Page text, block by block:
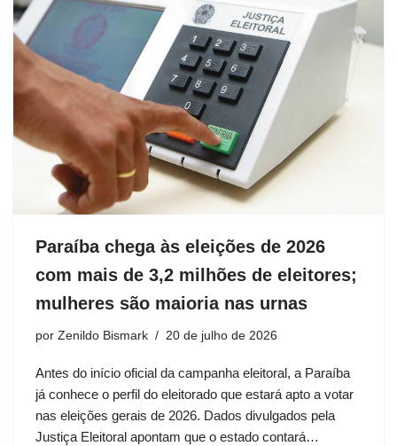
Paraíba chega às eleições de 2026
com mais de 3,2 milhões de eleitores;
mulheres são maioria nas urnas
por Zenildo Bismark 20 de julho de 2026
Antes do início oficial da campanha eleitoral, a Paraíba
já conhece o perfil do eleitorado que estará apto a votar
nas eleições gerais de 2026. Dados divulgados pela
Justiça Eleitoral apontam que o estado contará…